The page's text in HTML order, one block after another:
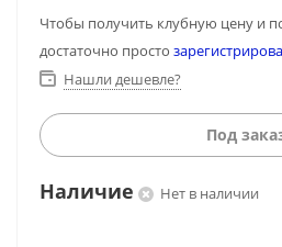
Чтобы получить клубную цену и
достаточно просто
Нашли дешевле?
Под
Наличие Нет в наличии